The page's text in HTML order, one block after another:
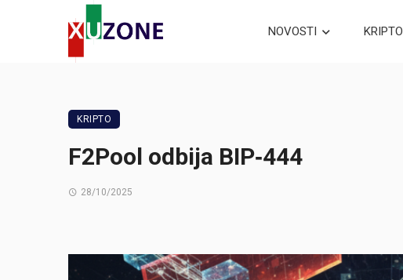
NOVOSTI KRIPTO
KRIPTO
F2Pool odbija BIP‑444
28/10/2025